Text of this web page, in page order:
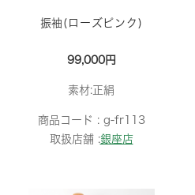
振袖(ローズピンク)
99,000円
素材:正絹
商品コード : g-fr113
取扱店舗 :銀座店